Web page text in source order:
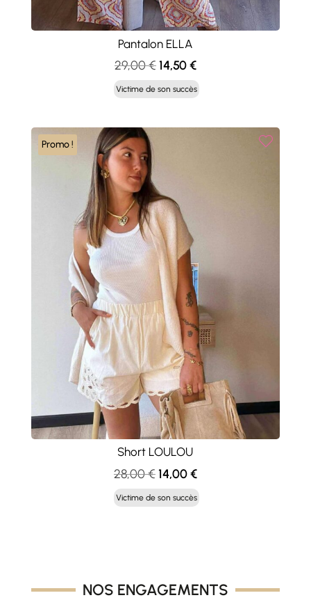
Pantalon ELLA
29,00€ Le
prix
initial
14,50€Le
prix
actuel
Victime de son succès
Promo !
Short LOULOU
28,00€ Le
prix
initial
14,00€Le
prix
actuel
Victime de son succès
NOS ENGAGEMENTS